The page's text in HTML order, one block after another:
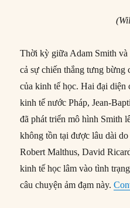
Thời kỳ giữa Adam Smith
cả sự chiến thắng tưng bừng
của kinh tế học. Hai đại
kinh tế nước Pháp, Jean-
đã phát triển mô hình Smith
không tồn tại được lâu dài
Robert Malthus, David
kinh tế học lâm vào tình
câu chuyện ảm đạm này.